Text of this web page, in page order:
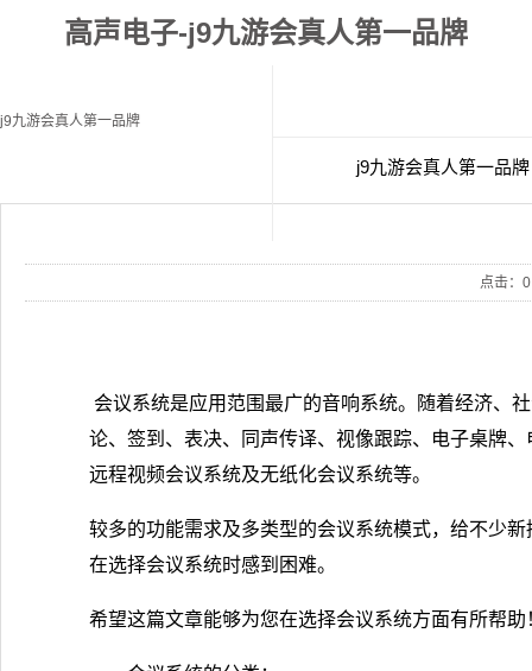
高声电子-j9九游会真人第一品牌
j9九游会真人第一品牌
j9九游会真人第一品牌
点击： 0
会议系统是应用范围最广的音响系统。随着经济、
论、签到、表决、同声传译、视像跟踪、电子桌牌
远程视频会议系统及无纸化会议系统等。
较多的功能需求及多类型的会议系统模式，给不少
在选择会议系统时感到困难。
希望这篇文章能够为您在选择会议系统方面有所帮助